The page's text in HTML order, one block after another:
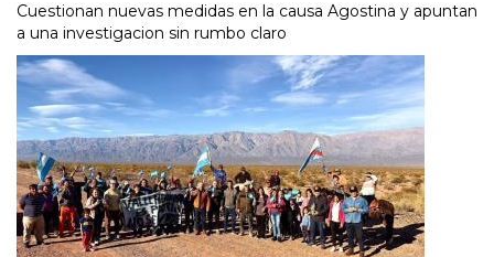
Cuestionan nuevas medidas en la causa Agostina y apuntan
a una investigacion sin rumbo claro